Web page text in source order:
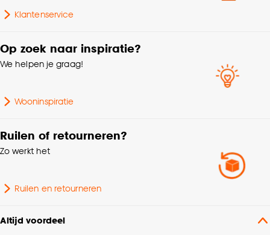
Klantenservice
Op zoek naar inspiratie?
We helpen je graag!
Wooninspiratie
Ruilen of retourneren?
Zo werkt het
Ruilen en retourneren
Altijd voordeel